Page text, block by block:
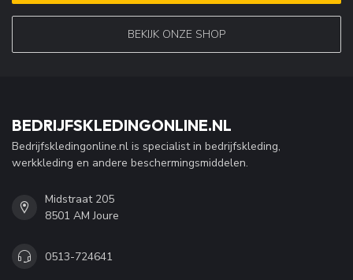
BEKIJK ONZE SHOP
BEDRIJFSKLEDINGONLINE.NL
Bedrijfskledingonline.nl is specialist in bedrijfskleding,
werkkleding en andere beschermingsmiddelen.
Midstraat 205
8501 AM Joure
0513-724641